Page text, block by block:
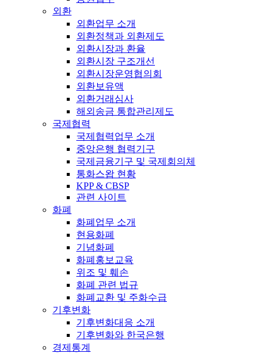
외환
외환업무 소개
외환정책과 외환제도
외환시장과 환율
외환시장 구조개선
외환시장운영협의회
외환보유액
외환거래심사
해외송금 통합관리제도
국제협력
국제협력업무 소개
중앙은행 협력기구
국제금융기구 및 국제회의체
통화스왑 현황
KPP & CBSP
관련 사이트
화폐
화폐업무 소개
현용화폐
기념화폐
화폐홍보교육
위조 및 훼손
화폐 관련 법규
화폐교환 및 주화수급
기후변화
기후변화대응 소개
기후변화와 한국은행
경제통계